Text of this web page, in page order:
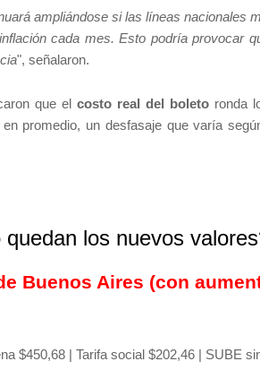
ampliándose si las líneas nacionales
cada mes. Esto podría provocar
", señalaron.
que el costo real del boletoronda
promedio, un desfasaje que varía
quedan los nuevos
Buenos Aires (con
$450,68 | Tarifa social $202,46 | SUBE